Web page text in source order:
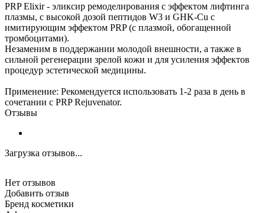
PRP Elixir - эликсир ремоделирования с эффектом лифтинга
плазмы, с высокой дозой пептидов W3 и GHK-Cu с
имитирующим эффектом PRP (с плазмой, обогащенной
тромбоцитами).
Незаменим в поддержании молодой внешности, а также в
сильной регенерации зрелой кожи и для усиления эффектов
процедур эстетической медицины.
Применение: Рекомендуется использовать 1-2 раза в день в
сочетании с PRP Rejuvenator.
Отзывы
Загрузка отзывов...
Нет отзывов
Добавить отзыв
Бренд косметики